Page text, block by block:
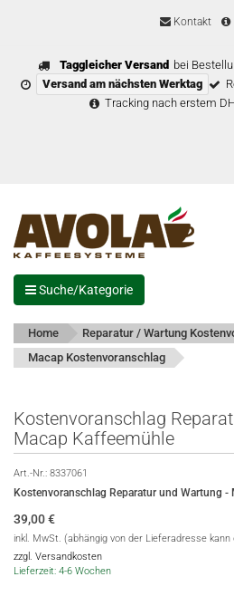
Kontakt
Taggleicher Versand bei
Versand am nächsten Werktag
Tracking nach erstem
Suche/Kategorie
Home
Reparatur / Wartung
Macap Kostenvoranschlag
Kostenvoranschlag
Macap Kaffeemühle
Art.-Nr.: 8337061
Kostenvoranschlag Reparatur und Wartung -
39,00€
inkl. MwSt. (abhängig von der Lieferadresse
zzgl. Versandkosten
Lieferzeit: 4-6 Wochen